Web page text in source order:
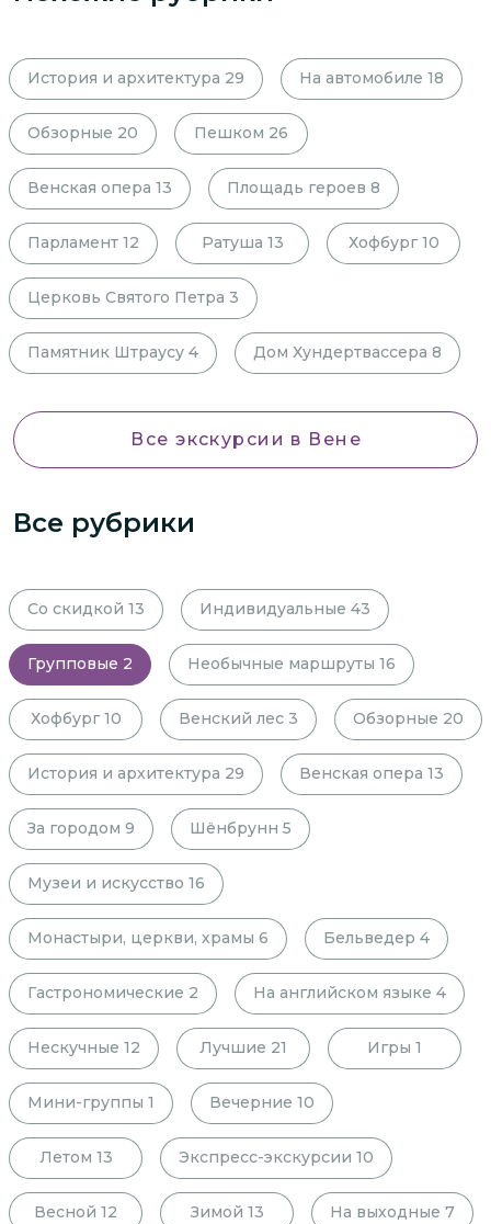
История и архитектура 29 На автомобиле 18
Обзорные 20 Пешком 26
Венская опера 13 Площадь героев 8
Парламент 12 Ратуша 13 Хофбург 10
Церковь Святого Петра 3
Памятник Штраусу 4 Дом Хундертвассера 8
Все экскурсии в Вене
Все рубрики
Со скидкой 13 Индивидуальные 43
Групповые 2 Необычные маршруты 16
Хофбург 10 Венский лес 3 Обзорные 20
История и архитектура 29 Венская опера 13
За городом 9 Шёнбрунн 5
Музеи и искусство 16
Монастыри, церкви, храмы 6 Бельведер 4
Гастрономические 2 На английском языке 4
Нескучные 12 Лучшие 21 Игры 1
Мини-группы 1 Вечерние 10
Летом 13 Экспресс-экскурсии 10
Весной 12 Зимой 13 На выходные 7